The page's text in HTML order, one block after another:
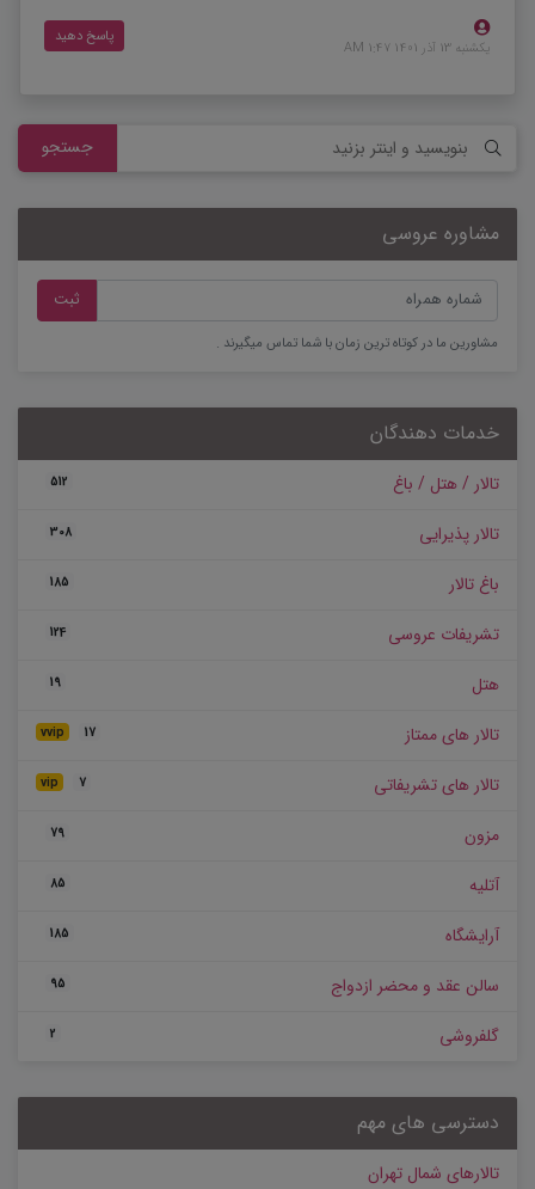
یکشنبه 13 آذر 1401 1:47 AM
پاسخ دهید
جستجو
مشاوره عروسی
ثبت
مشاورین ما در کوتاه ترین زمان با شما تماس میگیرند .
خدمات دهندگان
تالار / هتل / باغ 512
تالار پذیرایی 308
باغ تالار 185
تشریفات عروسی 124
هتل 19
تالار های ممتاز vvip 17
تالار های تشریفاتی vip 7
مزون 79
آتلیه 85
آرایشگاه 185
سالن عقد و محضر ازدواج 95
گلفروشی 2
دسترسی های مهم
تالارهای شمال تهران